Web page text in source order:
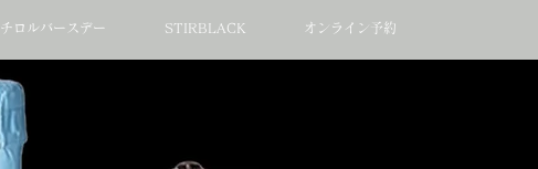
チロルバースデー STIRBLACK オンライン予約